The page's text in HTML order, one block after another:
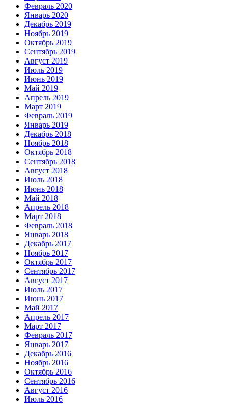
Февраль 2020
Январь 2020
Декабрь 2019
Ноябрь 2019
Октябрь 2019
Сентябрь 2019
Август 2019
Июль 2019
Июнь 2019
Май 2019
Апрель 2019
Март 2019
Февраль 2019
Январь 2019
Декабрь 2018
Ноябрь 2018
Октябрь 2018
Сентябрь 2018
Август 2018
Июль 2018
Июнь 2018
Май 2018
Апрель 2018
Март 2018
Февраль 2018
Январь 2018
Декабрь 2017
Ноябрь 2017
Октябрь 2017
Сентябрь 2017
Август 2017
Июль 2017
Июнь 2017
Май 2017
Апрель 2017
Март 2017
Февраль 2017
Январь 2017
Декабрь 2016
Ноябрь 2016
Октябрь 2016
Сентябрь 2016
Август 2016
Июль 2016